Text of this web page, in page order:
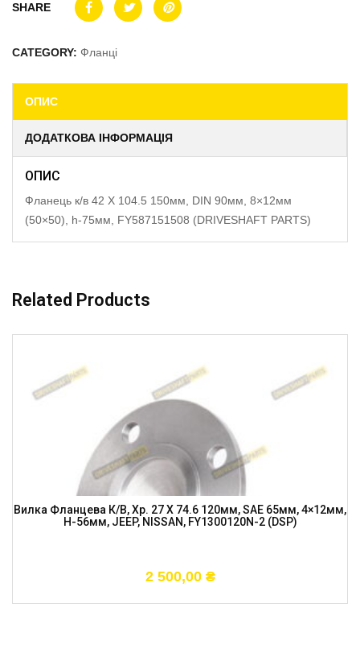
SHARE
CATEGORY: Фланці
ОПИС
ДОДАТКОВА ІНФОРМАЦІЯ
ОПИС
Фланець к/в 42 X 104.5 150мм, DIN 90мм, 8×12мм
(50×50), h-75мм, FY587151508 (DRIVESHAFT PARTS)
Related Products
Вилка Фланцева К/в, Хр. 27 X 74.6 120мм, SAE 65мм, 4×12мм,
H-56мм, JEEP, NISSAN, FY1300120N-2 (DSP)
2 500,00 ₴